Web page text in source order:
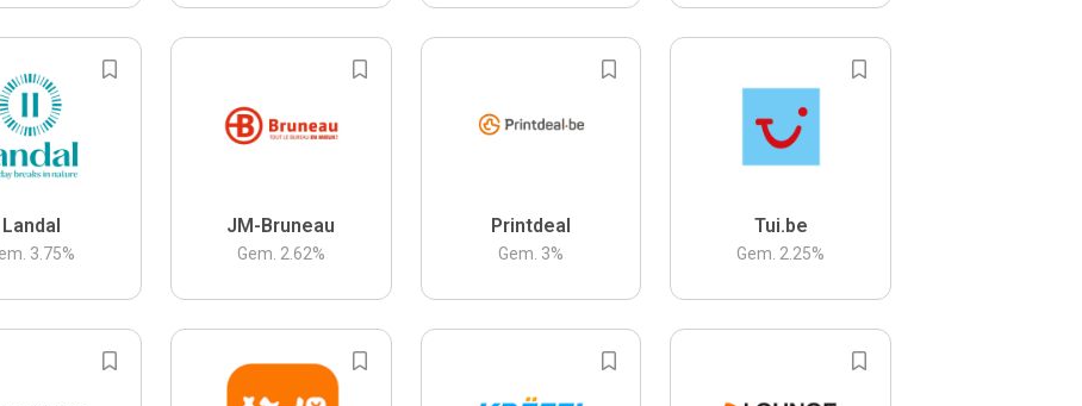
Landal
3.75%
JM-Bruneau
Gem. 2.62%
Printdeal
Gem. 3%
Tui.be
Gem. 2.25%